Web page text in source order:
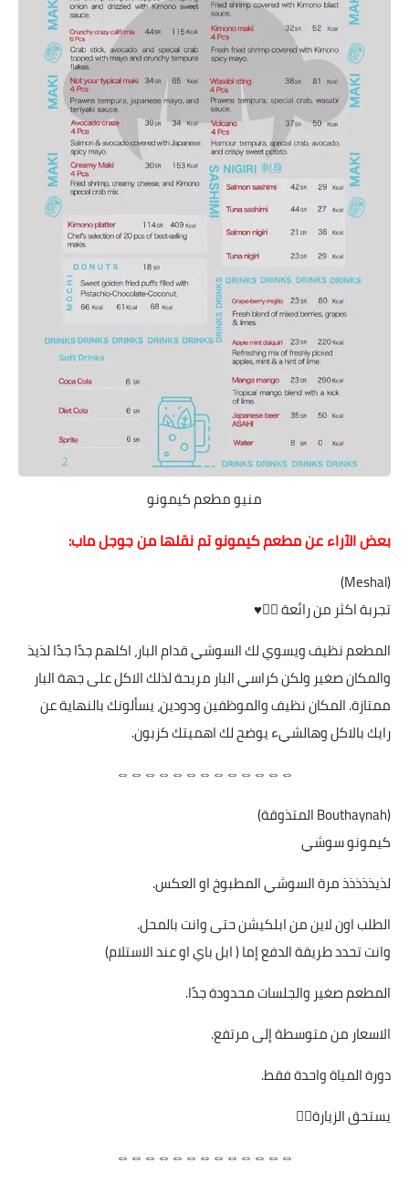
منيو مطعم كيمونو
بعض الآراء عن مطعم كيمونو تم نقلها من جوجل ماب:
(Meshal)
تجربة اكثر من رائعة 👍🏻♥️
المطعم نظيف ويسوي لك السوشي قدام البار، اكلهم جدًا جدًا لذيذ
والمكان صغير ولكن كراسي البار مريحة لذلك الاكل على جهة البار
ممتازة. المكان نظيف والموظفين ودودين، يسألونك بالنهاية عن
رايك بالاكل وهالشيء يوضح لك اهميتك كزبون.
⇔⇔⇔⇔⇔⇔⇔⇔⇔⇔⇔⇔⇔
(Bouthaynah المتذوقة)
كيمونو سوشي
لذيذذذذذ مرة السوشي المطبوخ او العكس.
الطلب اون لاين من ابلكيشن حتى وانت بالمحل.
وانت تحدد طريقة الدفع إما ( ابل باي او عند الاستلام)
المطعم صغير والجلسات محدودة جدًا.
الاسعار من متوسطة إلى مرتفع.
دورة المياة واحدة فقط.
يستحق الزيارة👌🏼
⇔⇔⇔⇔⇔⇔⇔⇔⇔⇔⇔⇔⇔